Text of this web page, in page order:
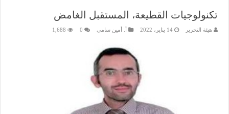
تكنولوجيات القطيعة، المستقبل الغامض
هيئة التحرير 14 يناير، 2022 أ. أمين سامي 0
1,688